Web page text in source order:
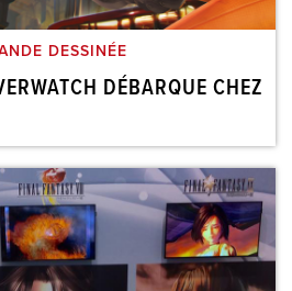
DESSINÉE
DÉBARQUE CHEZ